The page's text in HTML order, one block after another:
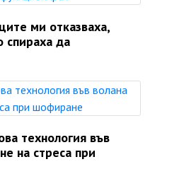
ми отказваха,
спираха да
технология във
на стреса при